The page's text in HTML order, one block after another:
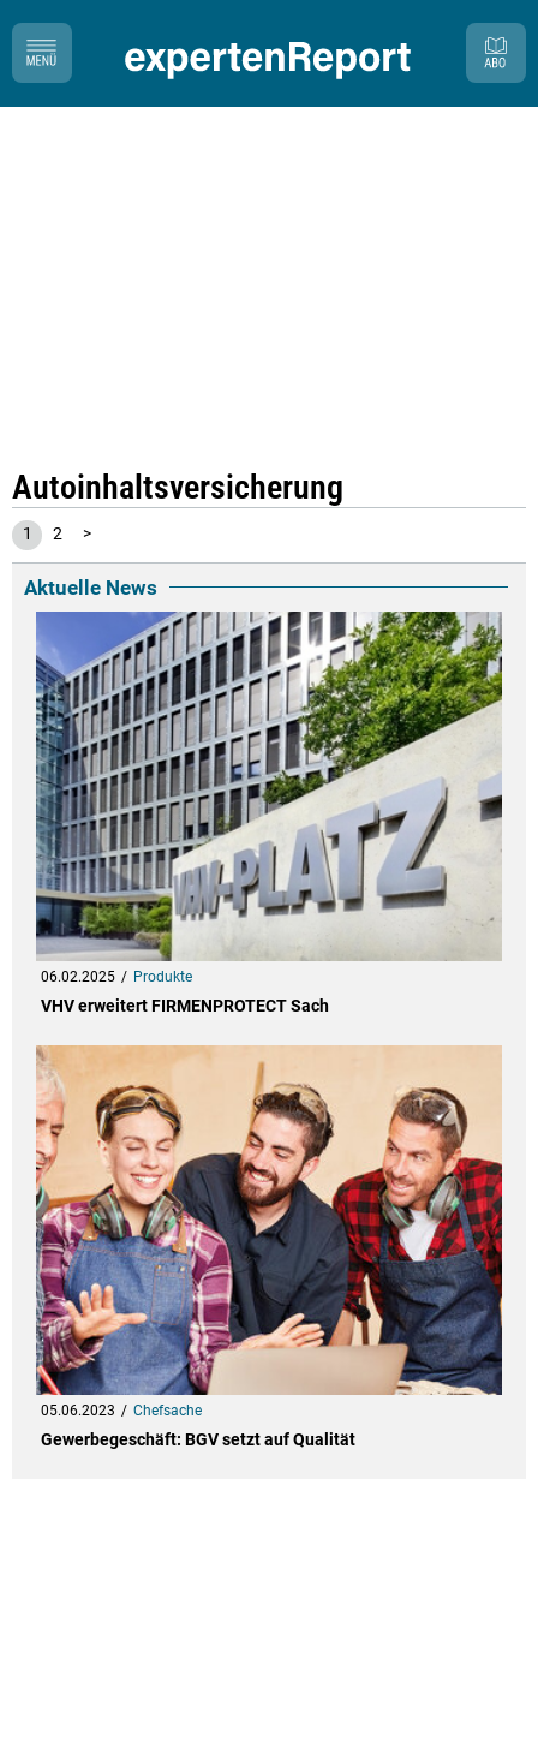
Autoinhaltsversicherung
1 2 >
Aktuelle News
06.02.2025 Produkte
VHV erweitert FIRMENPROTECT Sach
05.06.2023 Chefsache
Gewerbegeschäft: BGV setzt auf Qualität